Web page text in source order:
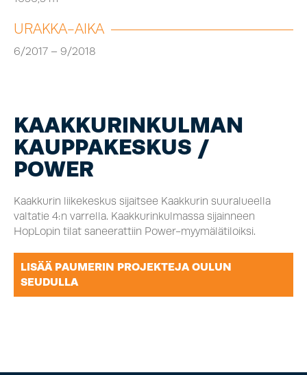
URAKKA-AIKA
6/2017 – 9/2018
KAAKKURINKULMAN
KAUPPAKESKUS /
POWER
Kaakkurin liikekeskus sijaitsee Kaakkurin suuralueella
valtatie 4:n varrella. Kaakkurinkulmassa sijainneen
HopLopin tilat saneerattiin Power-myymälätiloiksi.
LISÄÄ PAUMERIN PROJEKTEJA OULUN
SEUDULLA